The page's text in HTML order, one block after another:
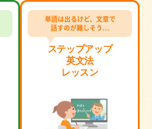
単語は出るけど、文章で
話すのが難しそう...
ステップアップ
英文法
レッスン